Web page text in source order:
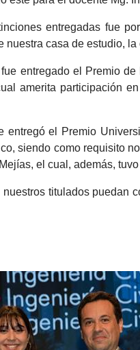
entregadas fue
nuestra casa de estudio,
entregado el Premio
amerita participación
entregó el Premio
siendo como requisito
el cual, además,
nuestros titulados puedan